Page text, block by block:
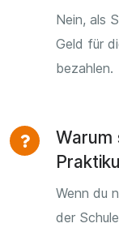
Nein, als
Geld für
bezahlen.
Warum
Wenn du
der